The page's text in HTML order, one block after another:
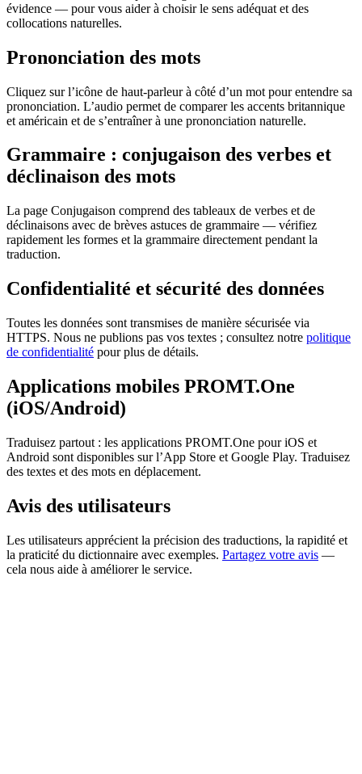
évidence — pour vous aider à choisir le sens adéquat et des
collocations naturelles.
Prononciation des mots
Cliquez sur l’icône de haut-parleur à côté d’un mot pour entendre sa
prononciation. L’audio permet de comparer les accents britannique
et américain et de s’entraîner à une prononciation naturelle.
Grammaire : conjugaison des verbes et
déclinaison des mots
La page Conjugaison comprend des tableaux de verbes et de
déclinaisons avec de brèves astuces de grammaire — vérifiez
rapidement les formes et la grammaire directement pendant la
traduction.
Confidentialité et sécurité des données
Toutes les données sont transmises de manière sécurisée via
HTTPS. Nous ne publions pas vos textes ; consultez notre politique
de confidentialité pour plus de détails.
Applications mobiles PROMT.One
(iOS/Android)
Traduisez partout : les applications PROMT.One pour iOS et
Android sont disponibles sur l’App Store et Google Play. Traduisez
des textes et des mots en déplacement.
Avis des utilisateurs
Les utilisateurs apprécient la précision des traductions, la rapidité et
la praticité du dictionnaire avec exemples. Partagez votre avis —
cela nous aide à améliorer le service.